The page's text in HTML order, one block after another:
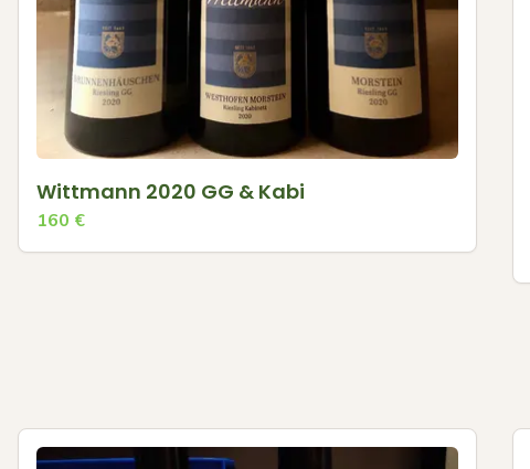
Wittmann 2020 GG & Kabi
160 €